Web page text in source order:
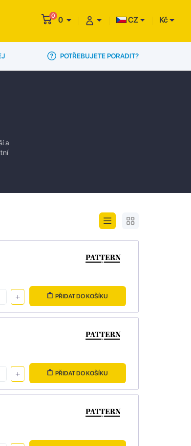
0 0 CZ Kč
POTŘEBUJETE PORADIT?
a
PŘIDAT DO KOŠÍKU
PŘIDAT DO KOŠÍKU